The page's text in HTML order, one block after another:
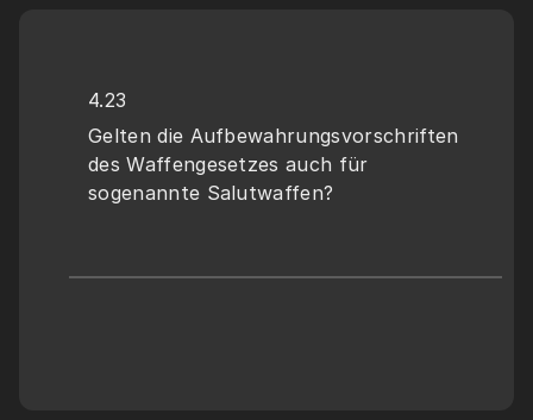
4.23
Gelten die Aufbewahrungsvorschriften
des Waffengesetzes auch für
sogenannte Salutwaffen?